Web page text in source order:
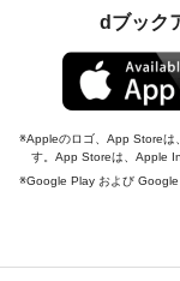
dブック
Appleのロゴ、App Storeは
す。App Storeは、Apple
Google Play および Google